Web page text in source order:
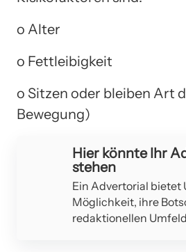
o Alter
o Fettleibigkeit
o Sitzen oder bleiben Art
Bewegung)
Hier könnte Ihr
stehen
Ein Advertorial bietet
Möglichkeit, ihre
redaktionellen